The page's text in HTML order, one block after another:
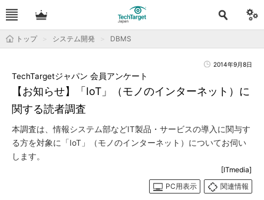
トップ システム開発 DBMS
2014年9月8日
【お知らせ】「IoT」（モノのインターネット）に
関する読者調査
TechTargetジャパン 会員アンケート
本調査は、情報システム部などIT製品・サービスの導入に関与す
る方を対象に「IoT」（モノのインターネット）についてお伺い
します。
[ITmedia]
PC用表示
関連情報